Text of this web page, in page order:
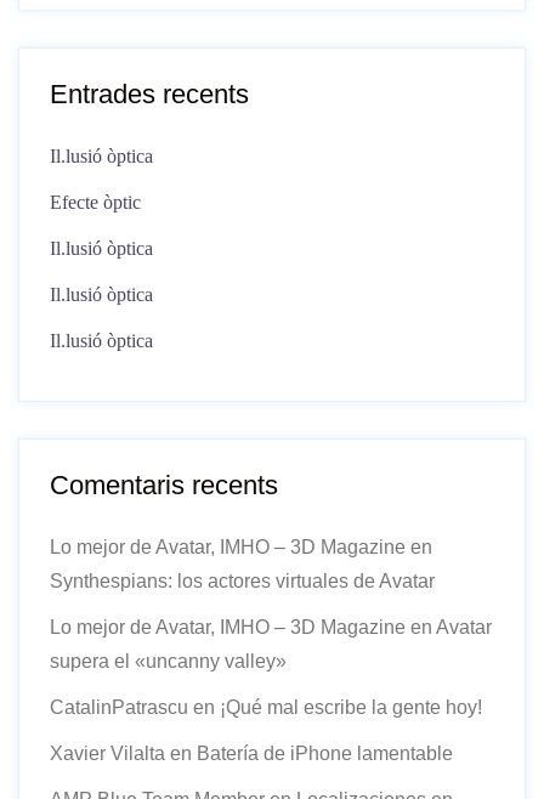
Entrades recents
Il.lusió òptica
Efecte òptic
Il.lusió òptica
Il.lusió òptica
Il.lusió òptica
Comentaris recents
Lo mejor de Avatar, IMHO – 3D Magazine en
Synthespians: los actores virtuales de Avatar
Lo mejor de Avatar, IMHO – 3D Magazine en Avatar
supera el «uncanny valley»
CatalinPatrascu en ¡Qué mal escribe la gente hoy!
Xavier Vilalta en Batería de iPhone lamentable